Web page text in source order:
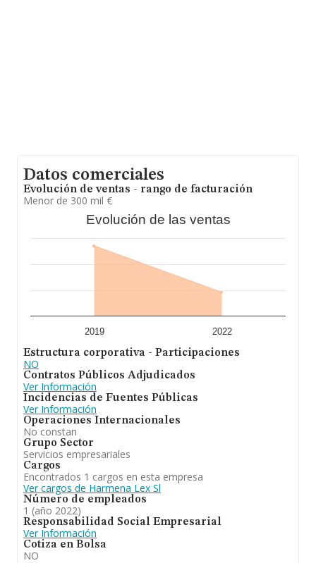
Datos comerciales
Evolución de ventas - rango de facturación
Menor de 300 mil €
Evolución de las ventas
2019 2022
Estructura corporativa - Participaciones
NO
Contratos Públicos Adjudicados
Ver Información
Incidencias de Fuentes Públicas
Ver Información
Operaciones Internacionales
No constan
Grupo Sector
Servicios empresariales
Cargos
Encontrados 1 cargos en esta empresa
Ver cargos de Harmena Lex Sl
Número de empleados
1 (año 2022)
Responsabilidad Social Empresarial
Ver Información
Cotiza en Bolsa
NO